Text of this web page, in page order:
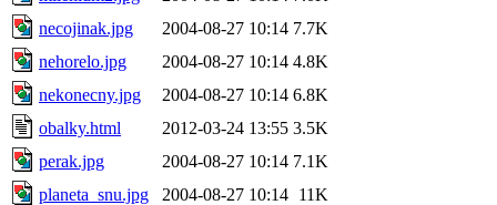
necojinak.jpg
2004-08-27 10:14 7.7K
nehorelo.jpg
2004-08-27 10:14 4.8K
nekonecny.jpg
2004-08-27 10:14 6.8K
obalky.html
2012-03-24 13:55 3.5K
perak.jpg
2004-08-27 10:14 7.1K
planeta_snu.jpg
2004-08-27 10:14 11K